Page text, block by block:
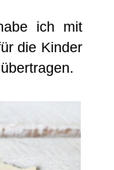
ich mit
die Kinder